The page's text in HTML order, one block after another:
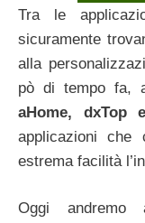
Tra le
sicuramente
alla
pò di tempo fa,
aHome, dxTop
applicazioni che
estrema facilità
Oggi